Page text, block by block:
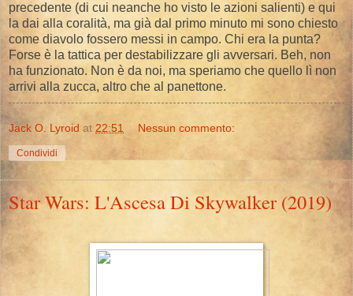
precedente (di cui neanche ho visto le azioni salienti) e qui
la dai alla coralità, ma già dal primo minuto mi sono chiesto
come diavolo fossero messi in campo. Chi era la punta?
Forse è la tattica per destabilizzare gli avversari. Beh, non
ha funzionato. Non è da noi, ma speriamo che quello lì non
arrivi alla zucca, altro che al panettone.
Jack O. Lyroid at 22:51 Nessun commento:
Condividi
Star Wars: L'Ascesa Di Skywalker (2019)